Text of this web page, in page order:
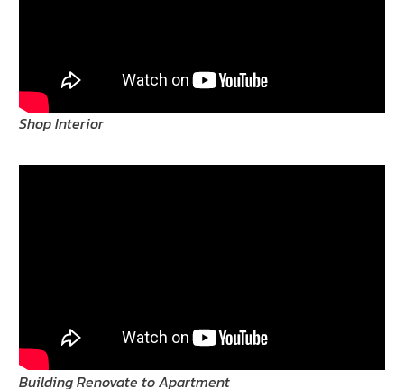
Shop Interior
Building Renovate to Apartment